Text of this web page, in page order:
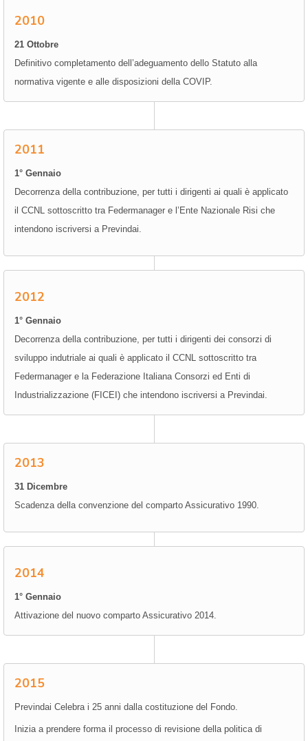
2010
21 Ottobre
Definitivo completamento dell’adeguamento dello Statuto alla
normativa vigente e alle disposizioni della COVIP.
2011
1° Gennaio
Decorrenza della contribuzione, per tutti i dirigenti ai quali è applicato
il CCNL sottoscritto tra Federmanager e l’Ente Nazionale Risi che
intendono iscriversi a Previndai.
2012
1° Gennaio
Decorrenza della contribuzione, per tutti i dirigenti dei consorzi di
sviluppo indutriale ai quali è applicato il CCNL sottoscritto tra
Federmanager e la Federazione Italiana Consorzi ed Enti di
Industrializzazione (FICEI) che intendono iscriversi a Previndai.
2013
31 Dicembre
Scadenza della convenzione del comparto Assicurativo 1990.
2014
1° Gennaio
Attivazione del nuovo comparto Assicurativo 2014.
2015
Previndai Celebra i 25 anni dalla costituzione del Fondo.
Inizia a prendere forma il processo di revisione della politica di